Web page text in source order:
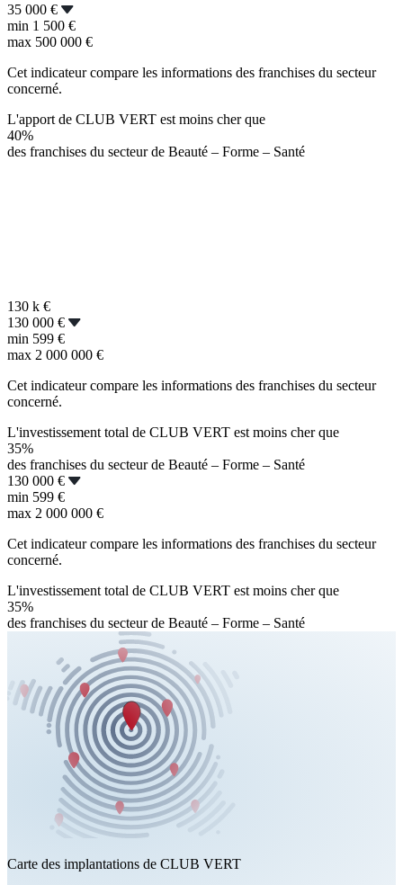
35 000 €
min 1 500 €
max 500 000 €
Cet indicateur compare les informations des franchises du secteur
concerné.
L'apport de CLUB VERT est moins cher que
40%
des franchises du secteur de Beauté – Forme – Santé
130 k €
130 000 €
min 599 €
max 2 000 000 €
Cet indicateur compare les informations des franchises du secteur
concerné.
L'investissement total de CLUB VERT est moins cher que
35%
des franchises du secteur de Beauté – Forme – Santé
130 000 €
min 599 €
max 2 000 000 €
Cet indicateur compare les informations des franchises du secteur
concerné.
L'investissement total de CLUB VERT est moins cher que
35%
des franchises du secteur de Beauté – Forme – Santé
Carte des implantations de CLUB VERT